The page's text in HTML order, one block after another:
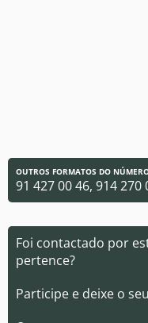
OUTROS FORMATOS DO
91 427 00 46, 914 270
Foi contactado por
pertence?
Participe e deixe o